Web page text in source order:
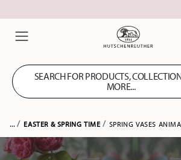
Summer SALE! Get EXTRA
SEARCH FOR PRODUCTS,
MORE...
... EASTER & SPRING TIME SPRING VASES